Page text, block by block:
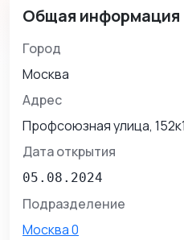
Общая информация
Город
Москва
Адрес
Профсоюзная улица, 152к1
Дата открытия
05.08.2024
Подразделение
Москва 0